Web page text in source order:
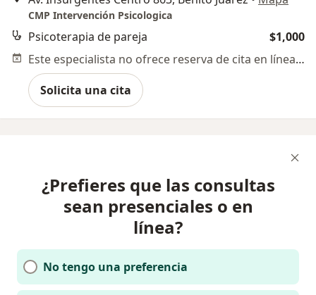
CMP Intervención Psicologica
Psicoterapia de pareja
$1,000
Este especialista no ofrece reserva de cita en línea en esta dirección.
Solicita una cita
¿Prefieres que las consultas
sean presenciales o en
línea?
No tengo una preferencia